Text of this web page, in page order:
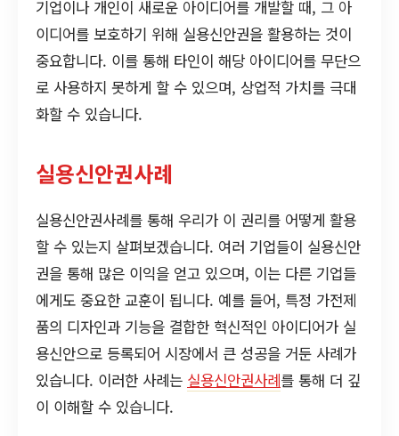
기업이나 개인이 새로운 아이디어를 개발할 때, 그 아
이디어를 보호하기 위해 실용신안권을 활용하는 것이
중요합니다. 이를 통해 타인이 해당 아이디어를 무단으
로 사용하지 못하게 할 수 있으며, 상업적 가치를 극대
화할 수 있습니다.
실용신안권사례
실용신안권사례를 통해 우리가 이 권리를 어떻게 활용
할 수 있는지 살펴보겠습니다. 여러 기업들이 실용신안
권을 통해 많은 이익을 얻고 있으며, 이는 다른 기업들
에게도 중요한 교훈이 됩니다. 예를 들어, 특정 가전제
품의 디자인과 기능을 결합한 혁신적인 아이디어가 실
용신안으로 등록되어 시장에서 큰 성공을 거둔 사례가
있습니다. 이러한 사례는 실용신안권사례를 통해 더 깊
이 이해할 수 있습니다.